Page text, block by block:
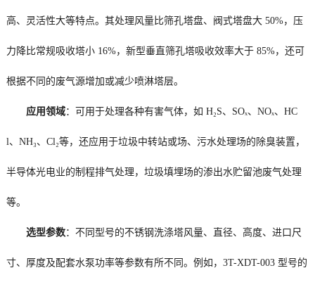
高、灵活性大等特点。其处理风量比筛孔塔盘、阀式塔盘大 50%，压
力降比常规吸收塔小 16%，新型垂直筛孔塔吸收效率大于 85%，还可
根据不同的废气源增加或减少喷淋塔层。
应用领域：可用于处理各种有害气体，如 H₂S、SOₓ、NOₓ、HC
l、NH₃、Cl₂等，还应用于垃圾中转站或场、污水处理场的除臭装置，
半导体光电业的制程排气处理，垃圾填埋场的渗出水贮留池废气处理
等。
选型参数：不同型号的不锈钢洗涤塔风量、直径、高度、进口尺
寸、厚度及配套水泵功率等参数有所不同。例如，3T-XDT-003 型号的